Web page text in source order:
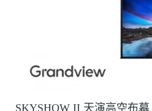
SKYSHOW II 天演高空布幕